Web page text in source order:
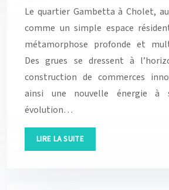
Le quartier Gambetta à Cholet,
comme un simple espace
métamorphose profonde et
Des grues se dressent à
construction de commerces
ainsi une nouvelle énergie à
évolution…
LIRE LA SUITE